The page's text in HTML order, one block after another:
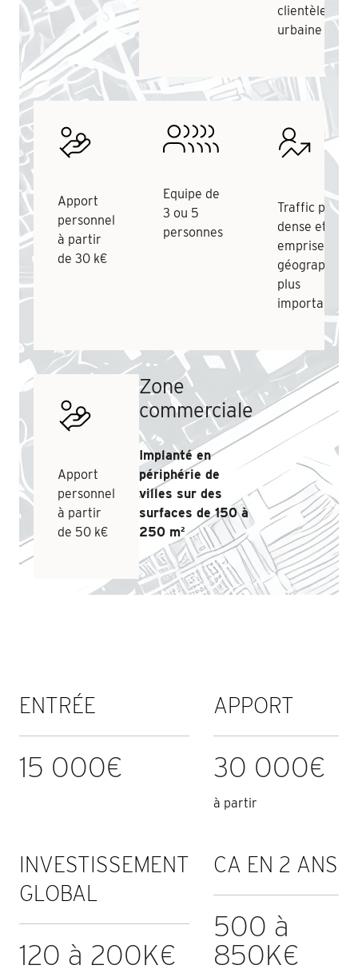
clientèle
urbaine
Apport
personnel
à partir
de 30 k€
Equipe de
3 ou 5
personnes
Traffic plus
dense et une
emprise
géographique
plus
importante
Apport
personnel
à partir
de 50 k€
Zone
commerciale
Implanté en
périphérie de
villes sur des
surfaces de 150 à
250 m²
ENTRÉE
15 000€
APPORT
30 000€
à partir
INVESTISSEMENT
GLOBAL
120 à 200K€
CA EN 2 ANS
500 à
850K€